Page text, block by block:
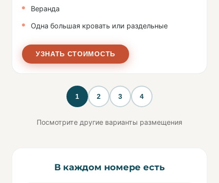
Веранда
Одна большая кровать или раздельные
УЗНАТЬ СТОИМОСТЬ
1 2 3 4
Посмотрите другие варианты размещения
В каждом номере есть